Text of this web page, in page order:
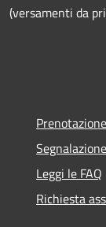
(versamenti da
Leggi le FAQ
Richiesta